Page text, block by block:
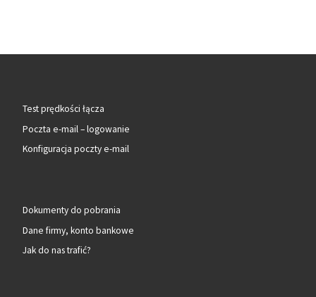
Test prędkości łącza
Poczta e-mail – logowanie
Konfiguracja poczty e-mail
Dokumenty do pobrania
Dane firmy, konto bankowe
Jak do nas trafić?